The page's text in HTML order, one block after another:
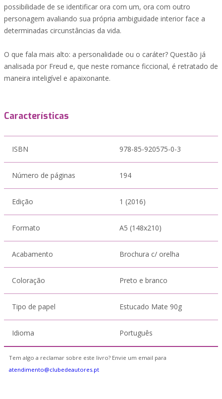
possibilidade de se identificar ora com um, ora com outro
personagem avaliando sua própria ambiguidade interior face a
determinadas circunstâncias da vida.
O que fala mais alto: a personalidade ou o caráter? Questão já
analisada por Freud e, que neste romance ficcional, é retratado de
maneira inteligível e apaixonante.
Características
ISBN 978-85-920575-0-3
Número de páginas 194
Edição 1 (2016)
Formato A5 (148x210)
Acabamento Brochura c/ orelha
Coloração Preto e branco
Tipo de papel Estucado Mate 90g
Idioma Português
Tem algo a reclamar sobre este livro? Envie um email para
atendimento@clubedeautores.pt